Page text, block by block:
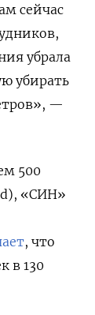
сейчас
убрала
убирать
—
500
«СИН»
, что
в 130